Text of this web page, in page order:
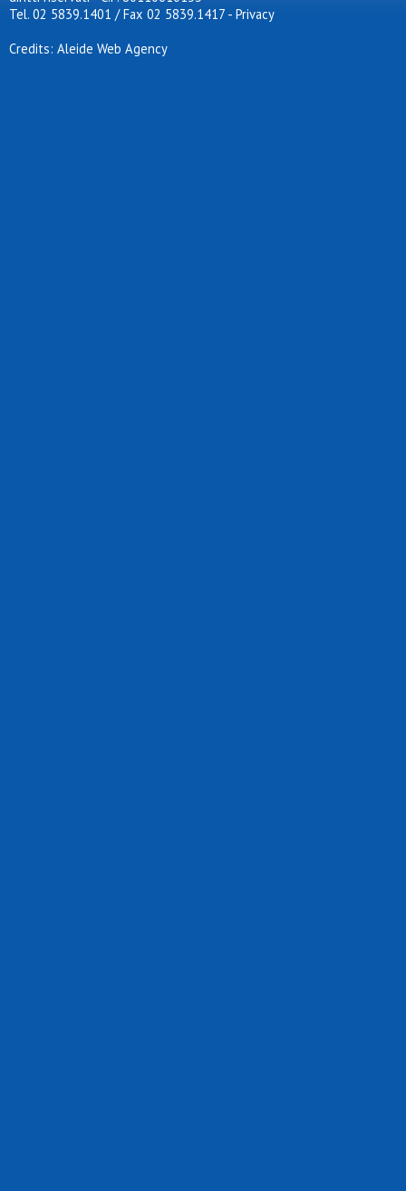
Tel. 02 5839.1401 / Fax 02 5839.1417 - Privacy
Credits: Aleide Web Agency